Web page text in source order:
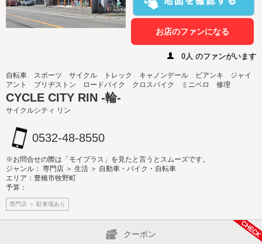
お店のファンになる
0人 のファンがいます
自転車 スポーツ サイクル トレック キャノンデール ビアンキ ジャイ
アント ブリヂストン ロードバイク クロスバイク ミニベロ 修理
CYCLE CITY RIN -輪-
サイクルシティ リン
0532-48-8550
※お問合せの際は「モイプラス」を見たと言うとスムーズです。
ジャンル： 専門店 ＞ 生活 ＞ 自動車・バイク・自転車
エリア：豊橋市牧野町
予算：
専門店 ＞ 駐車場あり
クーポン